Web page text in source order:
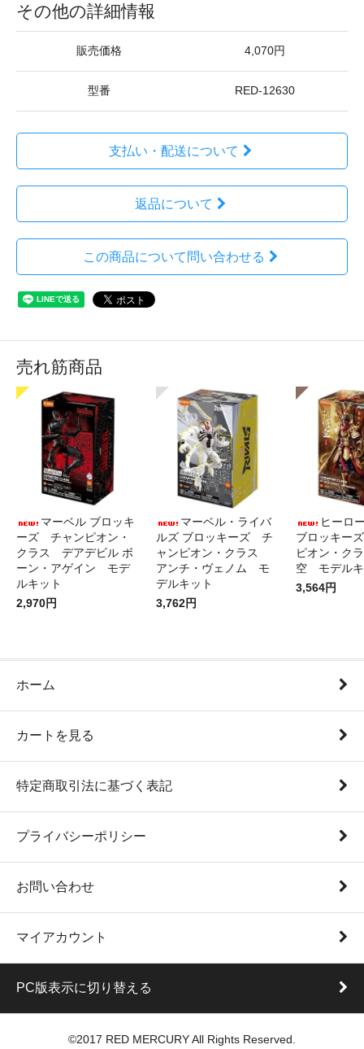
その他の詳細情報
販売価格 4,070円
型番 RED-12630
支払い・配送について
返品について
この商品について問い合わせる
売れ筋商品
マーベル ブロッキ
ーズ チャンピオン・
クラス デアデビル ボ
ーン・アゲイン モデ
ルキット
2,970円
マーベル・ライバ
ルズ ブロッキーズ チ
ャンピオン・クラス
アンチ・ヴェノム モ
デルキット
3,762円
ヒーロ
ブロッキー
ピオン・ク
空 モデル
3,564円
ホーム
カートを見る
特定商取引法に基づく表記
プライバシーポリシー
お問い合わせ
マイアカウント
PC版表示に切り替える
©2017 RED MERCURY All Rights Reserved.